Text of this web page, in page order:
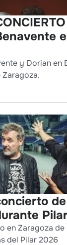
y Dorian en
en Zaragoza
del Pilar 2026